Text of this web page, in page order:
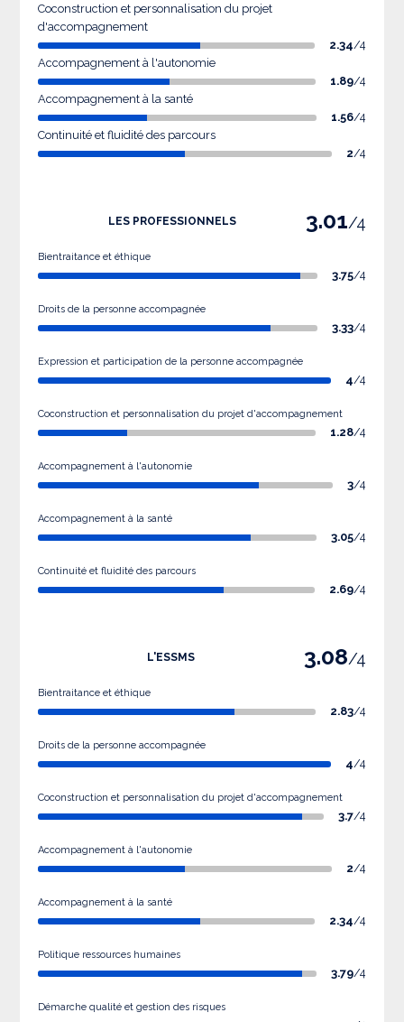
Coconstruction et personnalisation du projet
d'accompagnement
2.34/4
Accompagnement à l'autonomie
1.89/4
Accompagnement à la santé
1.56/4
Continuité et fluidité des parcours
2/4
LES PROFESSIONNELS 3.01/4
Bientraitance et éthique
3.75/4
Droits de la personne accompagnée
3.33/4
Expression et participation de la personne accompagnée
4/4
Coconstruction et personnalisation du projet d'accompagnement
1.28/4
Accompagnement à l'autonomie
3/4
Accompagnement à la santé
3.05/4
Continuité et fluidité des parcours
2.69/4
L'ESSMS 3.08/4
Bientraitance et éthique
2.83/4
Droits de la personne accompagnée
4/4
Coconstruction et personnalisation du projet d'accompagnement
3.7/4
Accompagnement à l'autonomie
2/4
Accompagnement à la santé
2.34/4
Politique ressources humaines
3.79/4
Démarche qualité et gestion des risques